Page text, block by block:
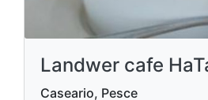
Landwer cafe
Caseario, Pesce